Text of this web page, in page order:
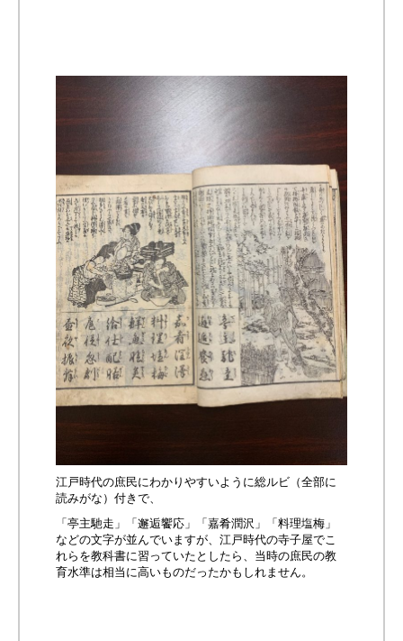
江戸時代の庶民にわかりやすいように総ルビ（全部に
読みがな）付きで、
「亭主馳走」「邂逅饗応」「嘉肴潤沢」「料理塩梅」
などの文字が並んでいますが、江戸時代の寺子屋でこ
れらを教科書に習っていたとしたら、当時の庶民の教
育水準は相当に高いものだったかもしれません。